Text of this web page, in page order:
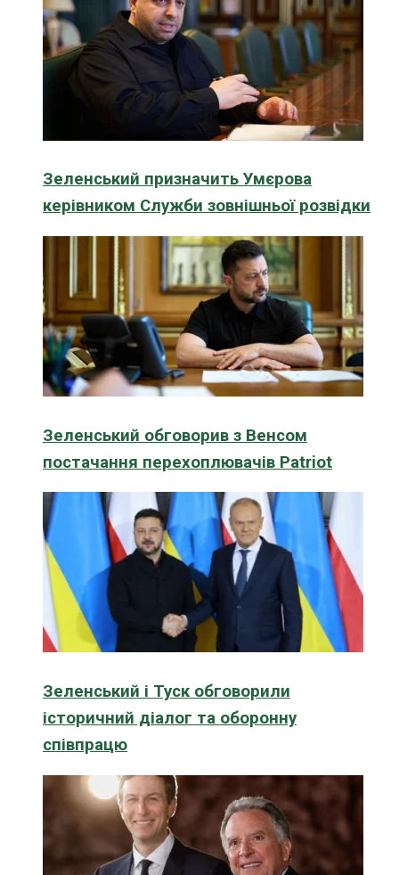
Зеленський призначить Умєрова
керівником Служби зовнішньої розвідки
Зеленський обговорив з Венсом
постачання перехоплювачів Patriot
Зеленський і Туск обговорили
історичний діалог та оборонну
співпрацю